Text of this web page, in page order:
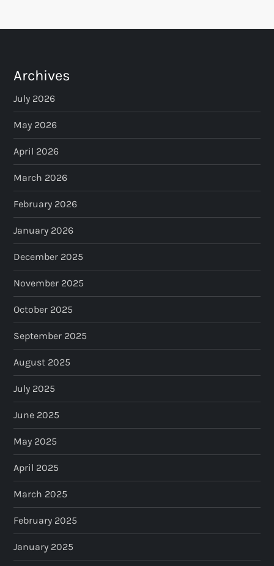
p
a
g
i
n
a
t
i
o
n
Archives
July 2026
May 2026
April 2026
March 2026
February 2026
January 2026
December 2025
November 2025
October 2025
September 2025
August 2025
July 2025
June 2025
May 2025
April 2025
March 2025
February 2025
January 2025